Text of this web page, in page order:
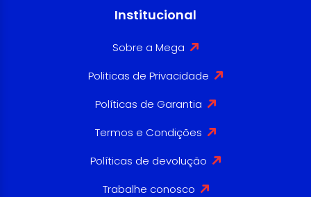
Institucional
Sobre a Mega
Politicas de Privacidade
Políticas de Garantia
Termos e Condições
Políticas de devolução
Trabalhe conosco